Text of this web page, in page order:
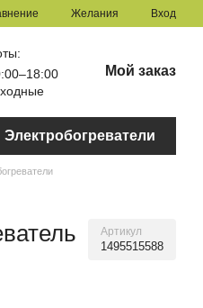
Желания Вход
Мой заказ
Электробогреватели
Артикул
1495515588